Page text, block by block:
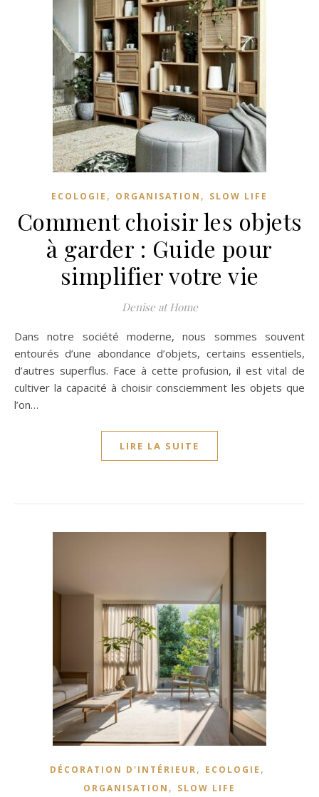
ECOLOGIE , ORGANISATION , SLOW LIFE
Comment choisir les objets
à garder : Guide pour
simplifier votre vie
Denise at Home
Dans notre société moderne, nous sommes souvent
entourés d’une abondance d’objets, certains essentiels,
d’autres superflus. Face à cette profusion, il est vital de
cultiver la capacité à choisir consciemment les objets que
l’on…
LIRE LA SUITE
DÉCORATION D'INTÉRIEUR, ECOLOGIE ,
ORGANISATION , SLOW LIFE